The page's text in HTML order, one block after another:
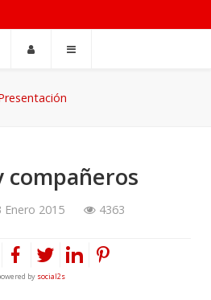
compañeros
Enero 2015 4363
by social2s